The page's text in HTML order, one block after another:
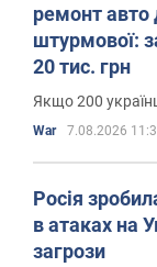
ремонт авто
штурмової:
20 тис. грн
Якщо 200
War 7.08.2026
Росія
в атаках на
загрози